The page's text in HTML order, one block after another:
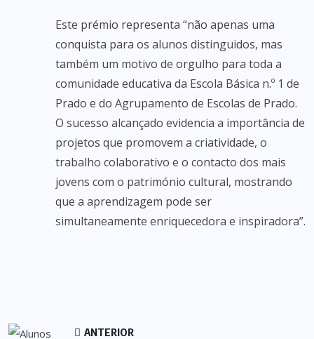
Este prémio representa “não apenas uma
conquista para os alunos distinguidos, mas
também um motivo de orgulho para toda a
comunidade educativa da Escola Básica n.º 1 de
Prado e do Agrupamento de Escolas de Prado.
O sucesso alcançado evidencia a importância de
projetos que promovem a criatividade, o
trabalho colaborativo e o contacto dos mais
jovens com o património cultural, mostrando
que a aprendizagem pode ser
simultaneamente enriquecedora e inspiradora”.
ANTERIOR